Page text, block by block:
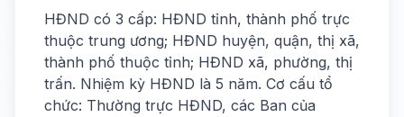
HĐND có 3 cấp: HĐND tỉnh, thành phố trực
thuộc trung ương; HĐND huyện, quận, thị xã,
thành phố thuộc tỉnh; HĐND xã, phường, thị
trấn. Nhiệm kỳ HĐND là 5 năm. Cơ cấu tổ
chức: Thường trực HĐND, các Ban của